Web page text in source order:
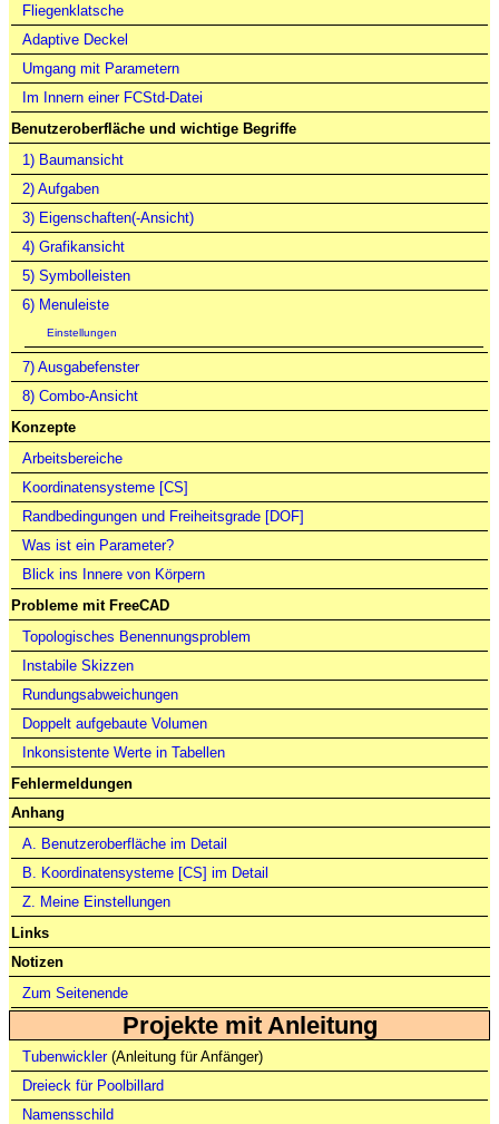
Fliegenklatsche
Adaptive Deckel
Umgang mit Parametern
Im Innern einer FCStd-Datei
Benutzeroberfläche und wichtige Begriffe
1) Baumansicht
2) Aufgaben
3) Eigenschaften(-Ansicht)
4) Grafikansicht
5) Symbolleisten
6) Menuleiste
Einstellungen
7) Ausgabefenster
8) Combo-Ansicht
Konzepte
Arbeitsbereiche
Koordinatensysteme [CS]
Randbedingungen und Freiheitsgrade [DOF]
Was ist ein Parameter?
Blick ins Innere von Körpern
Probleme mit FreeCAD
Topologisches Benennungsproblem
Instabile Skizzen
Rundungsabweichungen
Doppelt aufgebaute Volumen
Inkonsistente Werte in Tabellen
Fehlermeldungen
Anhang
A. Benutzeroberfläche im Detail
B. Koordinatensysteme [CS] im Detail
Z. Meine Einstellungen
Links
Notizen
Zum Seitenende
Projekte mit Anleitung
Tubenwickler(Anleitung für Anfänger)
Dreieck für Poolbillard
Namensschild